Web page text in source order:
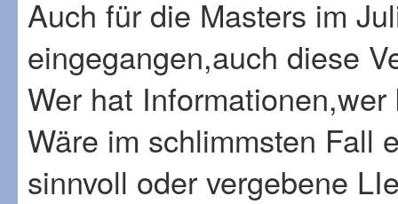
Auch für die Masters im
eingegangen,auch diese
Wer hat
Wäre im schlimmsten Fall
sinnvoll oder vergebene